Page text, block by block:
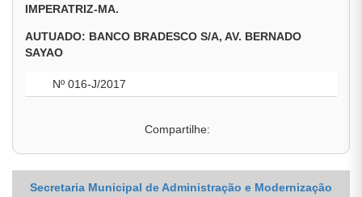
IMPERATRIZ-MA.
AUTUADO: BANCO BRADESCO S/A, AV. BERNADO
SAYAO
Nº 016-J/2017
Compartilhe:
Secretaria Municipal de Administração e Modernização